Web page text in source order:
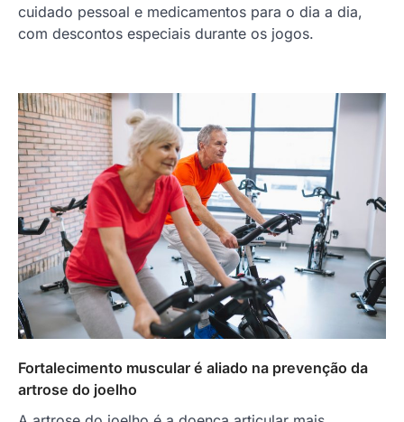
cuidado pessoal e medicamentos para o dia a dia,
com descontos especiais durante os jogos.
Fortalecimento muscular é aliado na prevenção da
artrose do joelho